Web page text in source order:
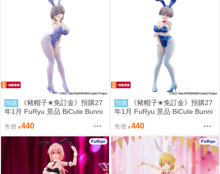
預購
《豬帽子✬免訂金》預購27
年1月 FuRyu 景品 BiCute Bunni
紫Ver 0906
售價 440
預購
《豬帽子✬免訂金》預購27
年1月 FuRyu 景品 BiCute Bunni
藍Ver 0906
售價 440